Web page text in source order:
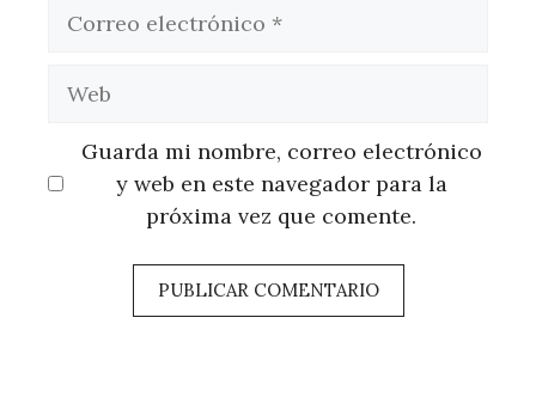
Guarda mi nombre, correo electrónico
y web en este navegador para la
próxima vez que comente.